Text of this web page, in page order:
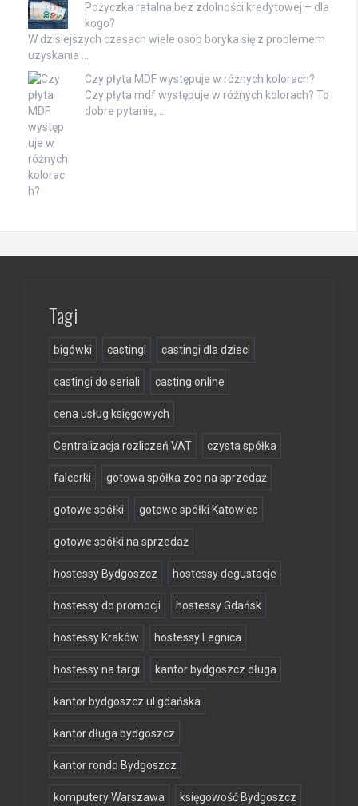
Pożyczka ratalna bez zdolności kredytowej – dla
kogo?
W dzisiejszych czasach wiele osób boryka się z problemem
uzyskania …
Czy płyta MDF występuje w różnych kolorach?
Czy płyta mdf występuje w różnych kolorach? To
dobre pytanie, …
Tagi
bigówki castingi castingi dla dzieci
castingi do seriali casting online
cena usług księgowych
Centralizacja rozliczeń VAT czysta spółka
falcerki gotowa spółka zoo na sprzedaż
gotowe spółki gotowe spółki Katowice
gotowe spółki na sprzedaż
hostessy Bydgoszcz hostessy degustacje
hostessy do promocji hostessy Gdańsk
hostessy Kraków hostessy Legnica
hostessy na targi kantor bydgoszcz długa
kantor bydgoszcz ul gdańska
kantor długa bydgoszcz
kantor rondo Bydgoszcz
komputery Warszawa księgowość Bydgoszcz